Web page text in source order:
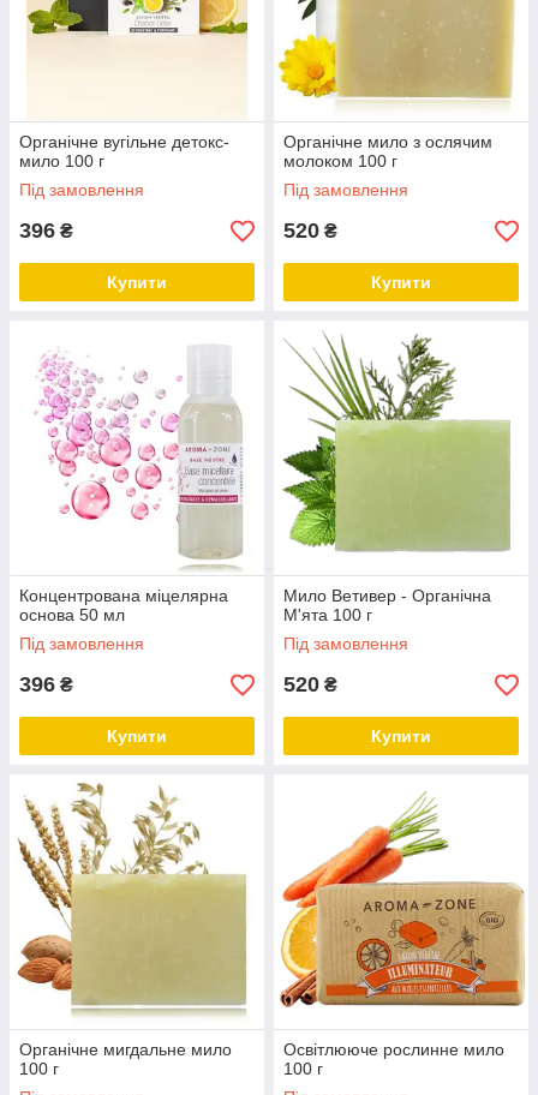
Органічне вугільне детокс-
мило 100 г
Під замовлення
396 ₴
Купити
Органічне мило з ослячим
молоком 100 г
Під замовлення
520 ₴
Купити
Концентрована міцелярна
основа 50 мл
Під замовлення
396 ₴
Купити
Мило Ветивер - Органічна
М'ята 100 г
Під замовлення
520 ₴
Купити
Органічне мигдальне мило
100 г
Освітлююче рослинне мило
100 г